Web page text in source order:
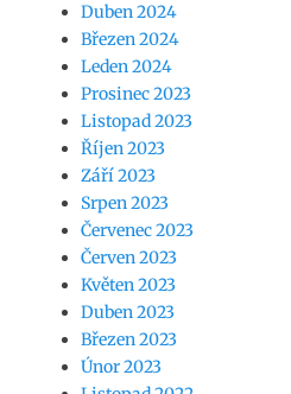
Duben 2024
Březen 2024
Leden 2024
Prosinec 2023
Listopad 2023
Říjen 2023
Září 2023
Srpen 2023
Červenec 2023
Červen 2023
Květen 2023
Duben 2023
Březen 2023
Únor 2023